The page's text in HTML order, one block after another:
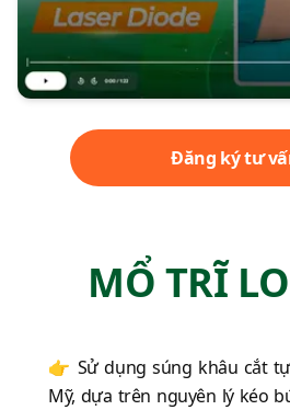
Đăng ký tư
MỔ TRĨ
👉 Sử dụng súng khâu cắt
Mỹ, dựa trên nguyên lý kéo